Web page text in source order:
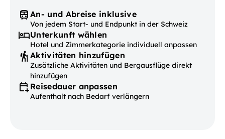
An- und Abreise inklusive
Von jedem Start- und Endpunkt in der Schweiz
Unterkunft wählen
Hotel und Zimmerkategorie individuell anpassen
Aktivitäten hinzufügen
Zusätzliche Aktivitäten und Bergausflüge direkt
hinzufügen
Reisedauer anpassen
Aufenthalt nach Bedarf verlängern